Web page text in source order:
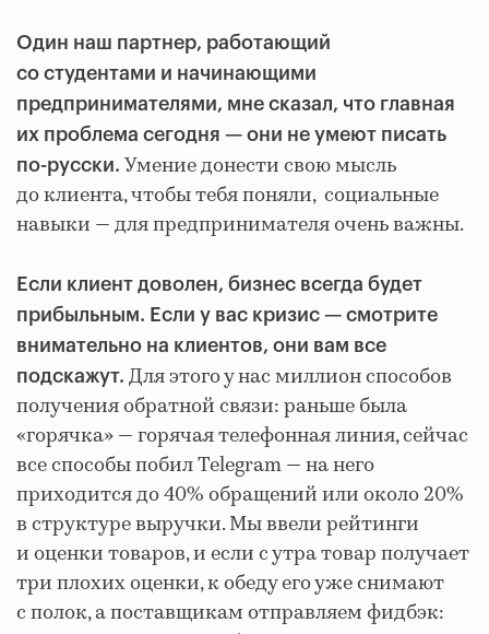
Один наш партнер, работающий
со студентами и начинающими
предпринимателями, мне сказал, что главная
их проблема сегодня — они не умеют писать
по-русски. Умение донести свою мысль
до клиента, чтобы тебя поняли, социальные
навыки — для предпринимателя очень важны.
Если клиент доволен, бизнес всегда будет
прибыльным. Если у вас кризис — смотрите
внимательно на клиентов, они вам все
подскажут. Для этого у нас миллион способов
получения обратной связи: раньше была
«горячка» — горячая телефонная линия, сейчас
все способы побил Telegram — на него
приходится до 40% обращений или около 20%
в структуре выручки. Мы ввели рейтинги
и оценки товаров, и если с утра товар получает
три плохих оценки, к обеду его уже снимают
с полок, а поставщикам отправляем фидбэк: